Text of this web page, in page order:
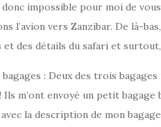
impossible pour moi de
l’avion vers Zanzibar. De là-
et des détails du safari et
: Deux des trois
Ils m’ont envoyé un petit
la description de mon